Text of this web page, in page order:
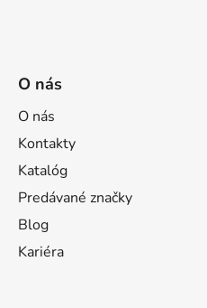
O nás
O nás
Kontakty
Katalóg
Predávané značky
Blog
Kariéra